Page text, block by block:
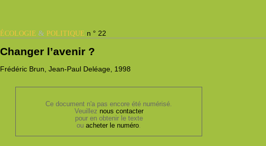
ÉCOLOGIE& POLITIQUE n ° 22
Changer l’avenir ?
Frédéric Brun,Jean-Paul Deléage, 1998
Ce document n'a pas encore été numérisé.
Veuillez nous contacter
pour en obtenir le texte
ouacheter le numéro.